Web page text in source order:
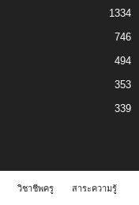
1334
746
494
353
339
วิชาชีพครู
สาระความรู้